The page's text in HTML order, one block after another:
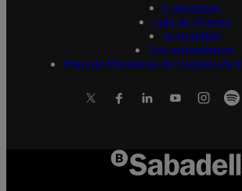
Conócenos
Sala de Prensa
Actualidad
Nos entendemos
Plan de Pensiones de Empleo de